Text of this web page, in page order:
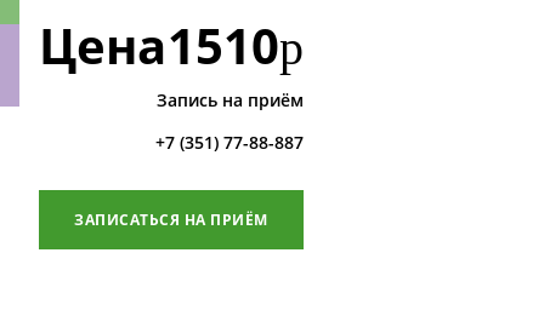
Цена1510р
Запись на приём
+7 (351) 77-88-887
ЗАПИСАТЬСЯ НА ПРИЁМ